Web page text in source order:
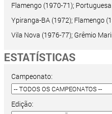
Flamengo (1970-71);
Ypiranga-BA (1972); Flamengo
Vila Nova (1976-77); Grêmio
ESTATÍSTICAS
Campeonato:
Edição: